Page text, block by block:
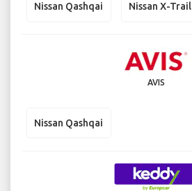
Nissan Qashqai Nissan X-Trail
AVIS
Nissan Qashqai